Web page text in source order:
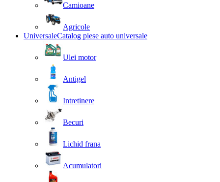
Camioane
Agricole
UniversaleCatalog piese auto universale
Ulei motor
Antigel
Intretinere
Becuri
Lichid frana
Acumulatori